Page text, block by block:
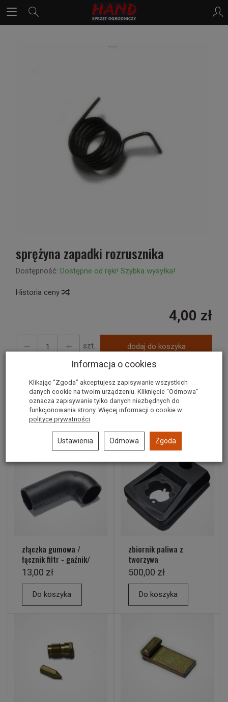
sprężyna zapadki rozrusznika
Dostępność: Dostępne od ręki! Szybka wysyłka!
Historia ceny
4,00 zł
szt. dodaj do koszyka
Polecane produkty
złączka gumowa /
łącznik filtr - gaźnik/
13,00 zł
Do koszyka
zbiornik paliwa z
tworzywa
500,00 zł
Do koszyka
Informacja o cookies
Klikając “Zgoda” akceptujesz zapisywanie wszystkich
danych cookie na twoim urządzeniu. Kliknięcie “Odmowa”
oznacza zapisywanie tylko danych niezbędnych do
funkcjonowania strony. Więcej informacji o cookie w
polityce prywatności.
Ustawienia Odmowa Zgoda